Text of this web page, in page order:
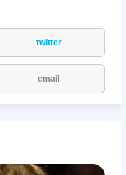
twitter
email